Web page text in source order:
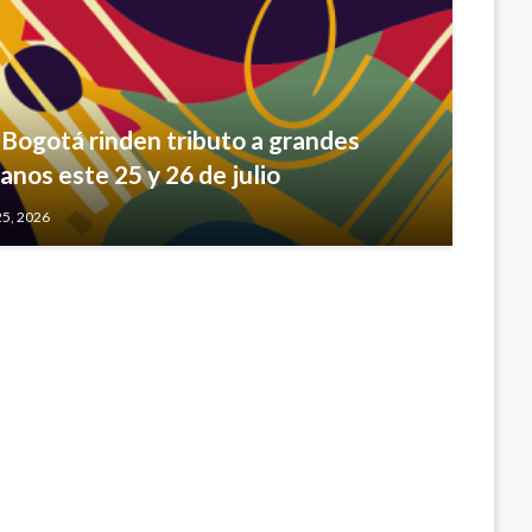
Bogotá rinden tributo a grandes
este 25 y 26 de julio
2026
beneficia a 300 niños
13, 2015